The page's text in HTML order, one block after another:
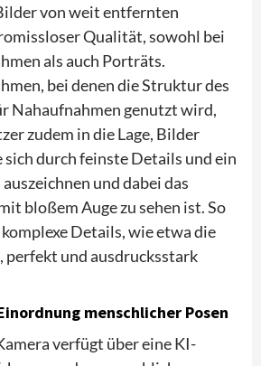
von weit entfernten
Qualität, sowohl bei
als auch Porträts.
bei denen die Struktur des
Nahaufnahmen genutzt wird,
zudem in die Lage, Bilder
sich durch feinste Details und ein
und dabei das
bloßem Auge zu sehen ist. So
Details, wie etwa die
und ausdrucksstark
menschlicher Posen
verfügt über eine KI-